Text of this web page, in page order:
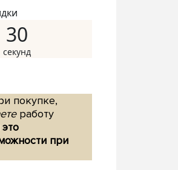
29
покупке,
работу
при